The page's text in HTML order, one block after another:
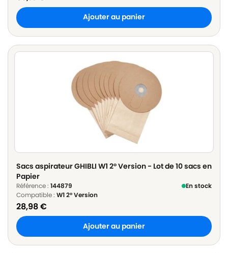
Ajouter au panier
Sacs aspirateur GHIBLI W1 2° Version - Lot de 10 sacs en
Papier
Référence : 144879
En stock
Compatible : W1 2° Version
28,98€
Ajouter au panier